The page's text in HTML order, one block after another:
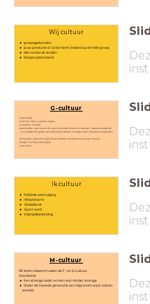
Wij cultuur
groepsgebonden
jouw prestatie of actie heeft invloed op de hele groep
Niet westerse landen
Dorpen/platteland
G-cultuur
grofmazig
weinig, losse en globale regels
centraal: individu
kenmerken: leven vanuit de eigen innerlijke normen en waarden, afspraak is afspraak
en onverwachte gasten zijn vaak minder welkom en krijgen geen maaltijd aangeboden
Er gelden algeneme regel maar iedereen interpreteert op eigen manier.
Eigen mening is belangrijk
Ik-cultuur
Ik cultuur
Politieke overtuiging
rRelatievorm
Godsdienst
Soort werk
Vrijetijdsbesteding
M-cultuur
Dit is een mixvorm tussen de F- en G-cultuur.
Voorbeeld:
Een strenge vader en een wat minder strenge.
Onder de tweede generatie van migranten waar ook ter
wereld.